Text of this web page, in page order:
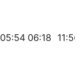
05:54 06:18 11:56